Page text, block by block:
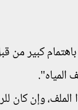
كبير من
المياه".
وإن كان